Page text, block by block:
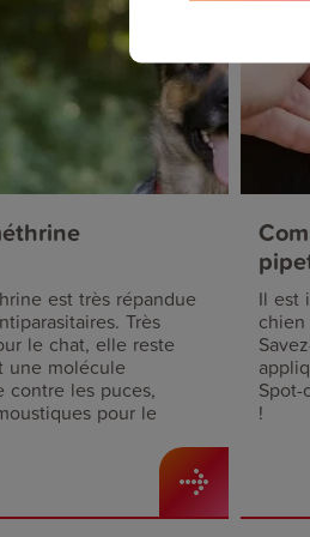
est très répandue
Très
le chat, elle reste
une molécule
contre les puces,
pour le
Il est
Spot-
!